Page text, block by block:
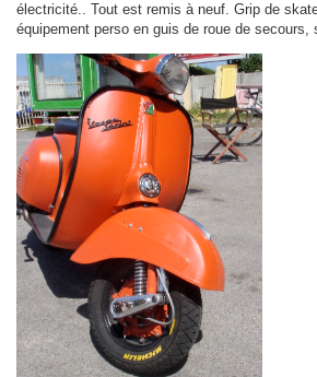
électricité.. Tout est remis à neuf. Grip de
équipement perso en guis de roue de secours,